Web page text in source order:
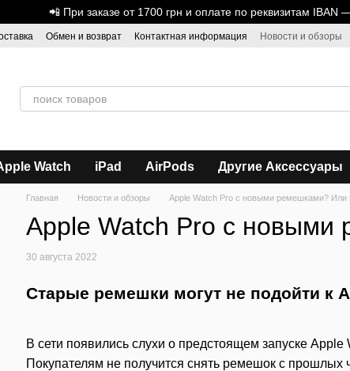
📲 При заказе от 1700 грн и оплате по реквизитам
Обмен и возврат Контактная информация Новости и обзоры
Watch iPad AirPods Другие Аксессуары
Главная Новости и обзоры Apple Watch Pro с новыми ремешками? Или
Apple Watch Pro с
30 августа 2022
Старые ремешки могут не подойти к
В сети появились слухи о предстоящем запуске
Покупателям не получится снять ремешок с прошлых